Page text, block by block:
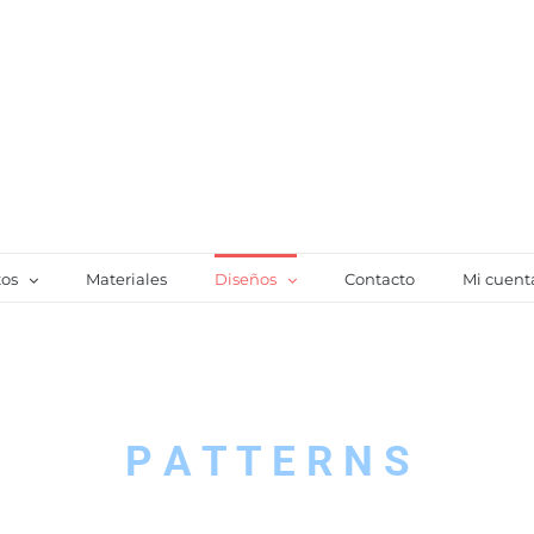
Materiales Diseños Contacto Mi
P A T T E R N S